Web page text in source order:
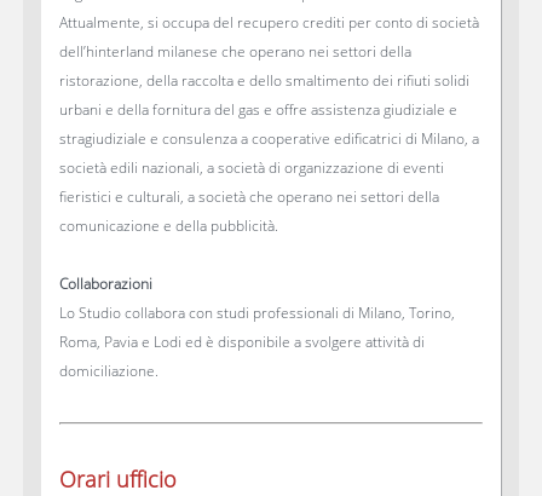
Attualmente, si occupa del recupero crediti per conto di società
dell’hinterland milanese che operano nei settori della
ristorazione, della raccolta e dello smaltimento dei rifiuti solidi
urbani e della fornitura del gas e offre assistenza giudiziale e
stragiudiziale e consulenza a cooperative edificatrici di Milano, a
società edili nazionali, a società di organizzazione di eventi
fieristici e culturali, a società che operano nei settori della
comunicazione e della pubblicità.
Collaborazioni
Lo Studio collabora con studi professionali di Milano, Torino,
Roma, Pavia e Lodi ed è disponibile a svolgere attività di
domiciliazione.
Orari ufficio